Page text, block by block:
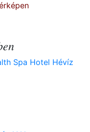
Spa Hotel Hévíz